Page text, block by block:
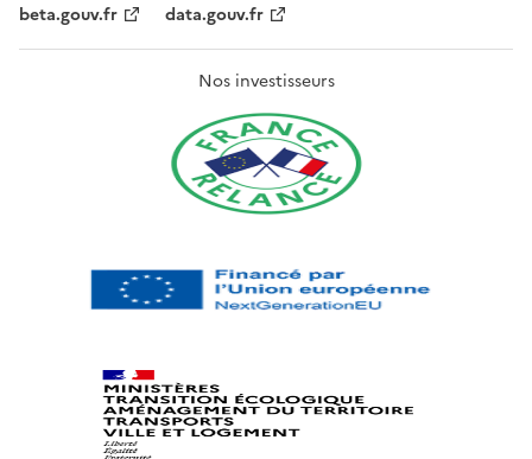
beta.gouv.fr
data.gouv.fr
Nos investisseurs